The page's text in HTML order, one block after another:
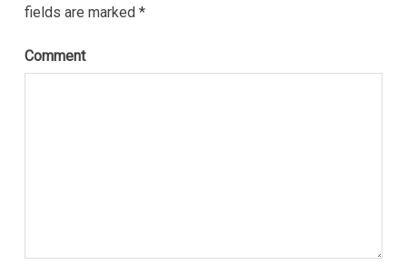
fields are marked*
Comment